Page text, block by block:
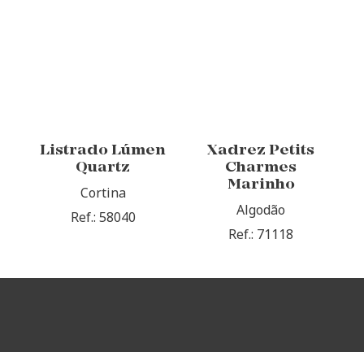
Listrado Lúmen
Quartz
Cortina
Ref.: 58040
Xadrez Petits
Charmes
Marinho
Algodão
Ref.: 71118